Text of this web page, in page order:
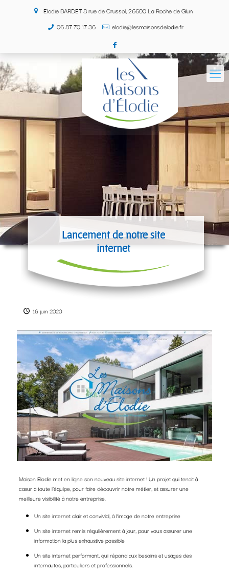
Elodie BARDET 8 rue de Crussol, 26600 La Roche de Glun
06 87 70 17 36
elodie@lesmaisonsdelodie.fr
Lancement de notre site
internet
16 juin 2020
Maison Elodie met en ligne son nouveau site internet ! Un projet qui tenait à
cœur à toute l’équipe, pour faire découvrir notre métier, et assurer une
meilleure visibilité à notre entreprise.
Un site internet clair et convivial, à l’image de notre entreprise
Un site internet remis régulièrement à jour, pour vous assurer une
information la plus exhaustive possible
Un site internet performant, qui répond aux besoins et usages des
internautes, particuliers et professionnels.